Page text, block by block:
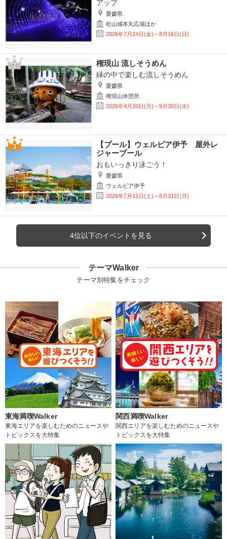
アップ
愛媛県
松山城本丸広場ほか
2026年7月24日(金)～8月16日(日)
権現山 流しそうめん
緑の中で楽しむ流しそうめん
愛媛県
権現山休憩所
2026年4月20日(月)～9月30日(水)
【プール】ウェルピア伊予 屋外レ
ジャープール
おもいっきり泳ごう！
愛媛県
ウェルピア伊予
2026年7月11日(土)～8月31日(月)
4位以下のイベントを見る
テーマWalker
テーマ別特集をチェック
東海満喫Walker
東海エリアを楽しむためのニュースや
トピックスを大特集
関西満喫Walker
関西エリアを楽しむためのニュースや
トピックスを大特集